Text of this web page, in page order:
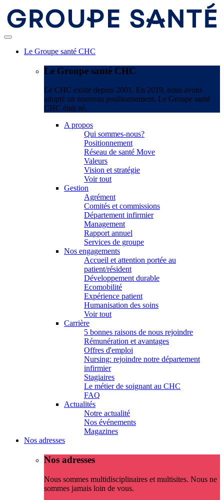
Le Groupe santé CHC
Le Groupe santé CHC
Le CHC existe depuis 2001. En 2019, nous avons
adopté un nouveau positionnement. Le Groupe santé
CHC était né.
A propos
Qui sommes-nous?
Positionnement
Réseau de santé Move
Valeurs
Vision et stratégie
Voir tout
Gestion
Agrément
Comités et commissions
Département infirmier
Management
Rapport annuel
Services de groupe
Nos engagements
Accueil et attention portée au
patient/résident
Développement durable
Ecomobilité
Expérience patient
Humanisation des soins
Voir tout
Carrière
5 bonnes raisons de nous rejoindre
Rémunération et avantages
Offres d'emploi
Nursing: rejoindre notre département
infirmier
Stagiaires
Le métier de soignant au CHC
FAQ
Actualités
Notre actualité
Nos événements
Magazines
Nos adresses
Nos adresses
Nous sommes multidisciplinaires et multisites. Nous ne
sommes jamais loin de vous.